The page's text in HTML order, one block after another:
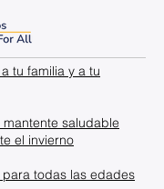
tu familia y a tu
saludable
el invierno
todas las edades